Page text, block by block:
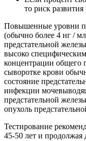
то риск развития
Повышенные уровни
(обычно более 4 нг /
предстательной железы
высоко
концентрации общего
сыворотке крови
состояние
инфекции
предстательной
опухоль
Тестирование
45-50 лет и продолжая